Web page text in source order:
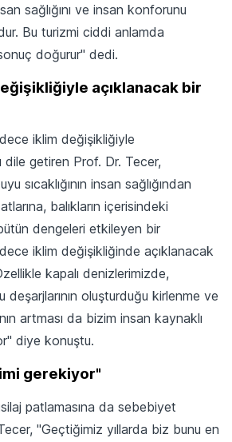
sağlığını ve insan konforunu
Bu turizmi ciddi anlamda
doğurur" dedi.
açıklanacak bir
iklim değişikliğiyle
dile getiren Prof. Dr. Tecer,
sıcaklığının insan sağlığından
balıkların içerisindeki
dengeleri etkileyen bir
iklim değişikliğinde açıklanacak
kapalı denizlerimizde,
deşarjlarının oluşturduğu kirlenme ve
artması da bizim insan kaynaklı
diye konuştu.
gerekiyor"
patlamasına da sebebiyet
"Geçtiğimiz yıllarda biz bunu en